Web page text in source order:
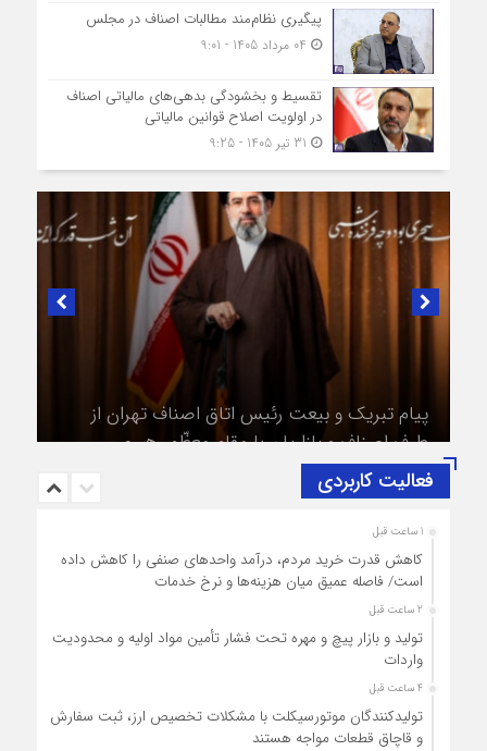
پیگیری نظام‌مند مطالبات اصناف در مجلس
تقسیط و بخشودگی بدهی‌های مالیاتی اصناف
در اولویت اصلاح قوانین مالیاتی
در لبیک به تصمیم سرنوشت‌ساز مجلس خبرگان رهبری؛
پیام تبریک و بیعت رئیس اتاق اصناف تهران از
طرف اصناف و بازاریان با مقام معظّم رهبری،
حضرت آیت‌الله سید مجتبی خامنه‌ای (حفظه‌الله)
فعالیت کاربردی
1 ساعت قبل
کاهش قدرت خرید مردم، درآمد واحدهای صنفی را کاهش داده
است/ فاصله عمیق میان هزینه‌ها و نرخ خدمات
2 ساعت قبل
تولید و بازار پیچ و مهره تحت فشار تأمین مواد اولیه و محدودیت
واردات
4 ساعت قبل
تولیدکنندگان موتورسیکلت با مشکلات تخصیص ارز، ثبت سفارش
و قاچاق قطعات مواجه هستند